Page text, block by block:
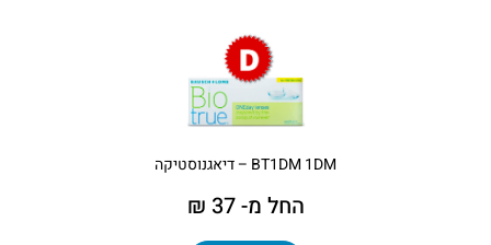
BT1DM 1DM – דיאגנוסטיקה
החל מ- 37 ₪